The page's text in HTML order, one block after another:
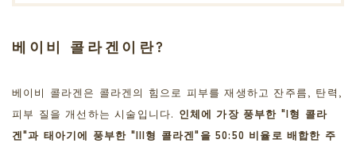
베이비 콜라겐이란?
베이비 콜라겐은 콜라겐의 힘으로 피부를 재생하고 잔주름, 탄력,
피부 질을 개선하는 시술입니다. 인체에 가장 풍부한 "I형 콜라
겐"과 태아기에 풍부한 "III형 콜라겐"을 50:50 비율로 배합한 주